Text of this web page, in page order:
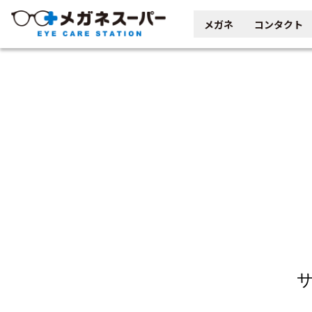
メガネ コンタクト